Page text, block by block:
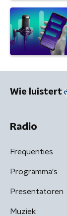
Wie luistert
Radio
Frequenties
Programma's
Presentatoren
Muziek